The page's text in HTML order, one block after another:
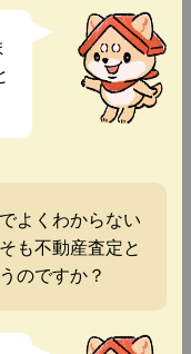
よくわからない
も不動産査定と
のですか？